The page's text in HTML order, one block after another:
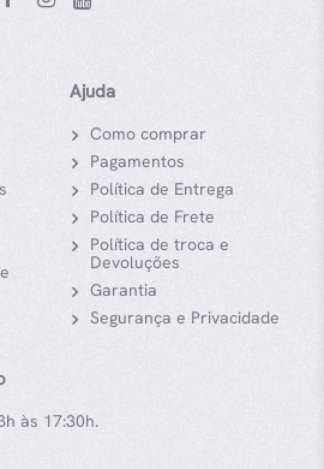
Ajuda
Como comprar
Pagamentos
Política de Entrega
Política de Frete
Política de troca e
Devoluções
Garantia
Segurança e Privacidade
às 17:30h.